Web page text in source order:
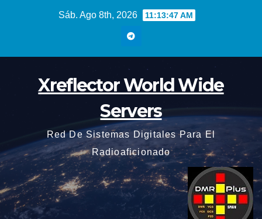
Sáb. Ago 8th, 2026 11:13:47 AM
Xreflector World Wide
Servers
Red De Sistemas Digitales Para El
Radioaficionado